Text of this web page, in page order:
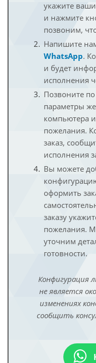
укажите
и нажмите
позвоним,
Напишите
WhatsApp.
и будет
исполнения
Позвоните
параметры
компьютера
пожелания.
заказ,
исполнения
Вы можете
оформить
заказу
пожелания.
уточним
готовности.
Конфигурация
не является
изменениях
сообщить